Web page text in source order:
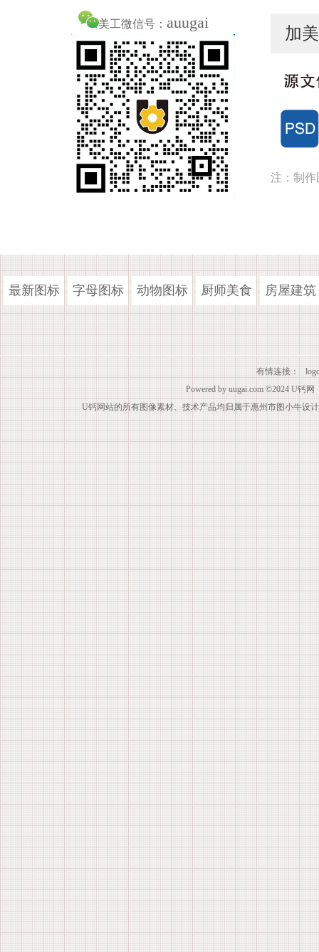
美工微信号： auugai
加
注：制作
最新图标 字母图标 动物图标 厨师美食 房屋建筑
有情连接：
Powered by uugai.com ©2024 U钙网
U钙网站的所有图像素材、技术产品均归属于惠州市图小牛设